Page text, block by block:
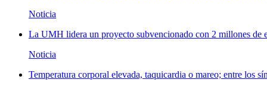
Noticia
La UMH lidera un proyecto subvencionado con 2 millones de
Noticia
Temperatura corporal elevada, taquicardia o mareo; entre los